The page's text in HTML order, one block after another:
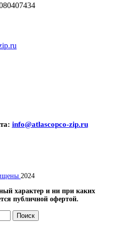
info@atlascopco-zip.ru
2024
характер и ни при каких
публичной офертой.
Поиск